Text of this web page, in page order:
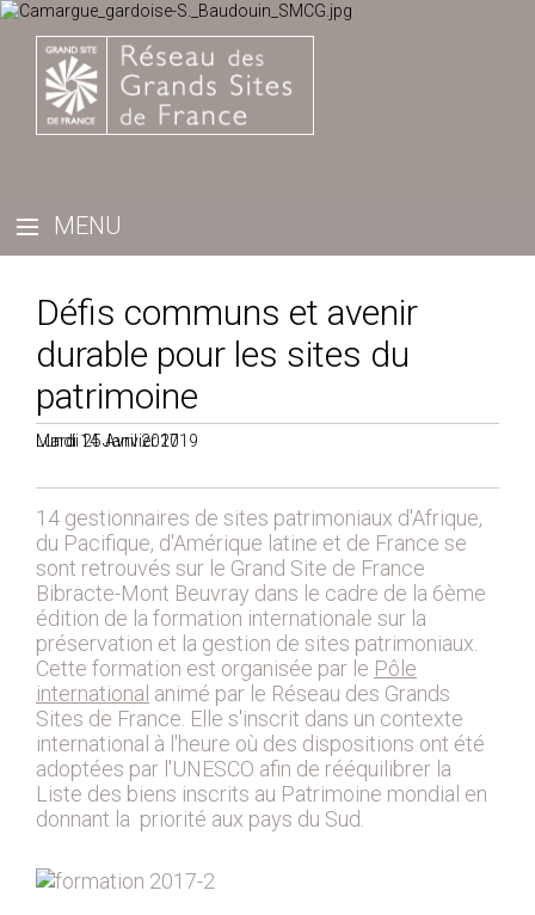
Défis communs et avenir
durable pour les sites du
patrimoine
Mardi 25 Avril 2017
Lundi 14 Janvier 2019
14 gestionnaires de sites patrimoniaux d'Afrique,
du Pacifique, d'Amérique latine et de France se
sont retrouvés sur le Grand Site de France
Bibracte-Mont Beuvray dans le cadre de la 6ème
édition de la formation internationale sur la
préservation et la gestion de sites patrimoniaux.
Cette formation est organisée par le Pôle
international animé par le Réseau des Grands
Sites de France. Elle s'inscrit dans un contexte
international à l'heure où des dispositions ont été
adoptées par l'UNESCO afin de rééquilibrer la
Liste des biens inscrits au Patrimoine mondial en
donnant la priorité aux pays du Sud.